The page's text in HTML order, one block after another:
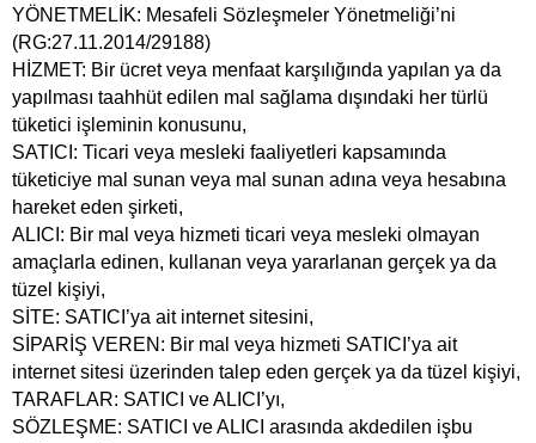
YÖNETMELİK: Mesafeli Sözleşmeler Yönetmeliği’ni
(RG:27.11.2014/29188)
HİZMET: Bir ücret veya menfaat karşılığında yapılan ya da
yapılması taahhüt edilen mal sağlama dışındaki her türlü
tüketici işleminin konusunu,
SATICI: Ticari veya mesleki faaliyetleri kapsamında
tüketiciye mal sunan veya mal sunan adına veya hesabına
hareket eden şirketi,
ALICI: Bir mal veya hizmeti ticari veya mesleki olmayan
amaçlarla edinen, kullanan veya yararlanan gerçek ya da
tüzel kişiyi,
SİTE: SATICI’ya ait internet sitesini,
SİPARİŞ VEREN: Bir mal veya hizmeti SATICI’ya ait
internet sitesi üzerinden talep eden gerçek ya da tüzel kişiyi,
TARAFLAR: SATICI ve ALICI’yı,
SÖZLEŞME: SATICI ve ALICI arasında akdedilen işbu